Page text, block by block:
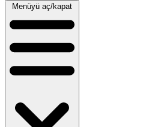
Menüyü aç/kapat